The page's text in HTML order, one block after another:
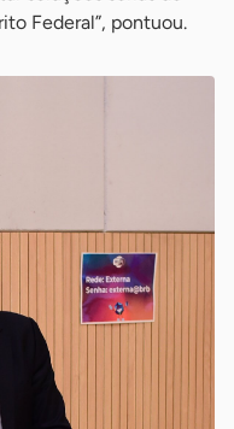
Federal”, pontuou.